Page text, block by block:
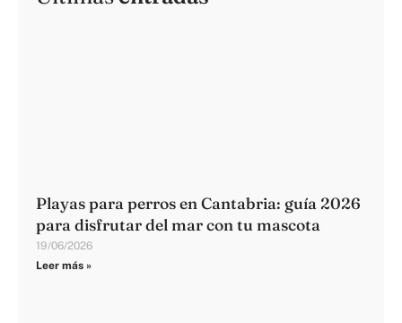
Playas para perros en Cantabria: guía 2026
para disfrutar del mar con tu mascota
19/06/2026
Leer más »